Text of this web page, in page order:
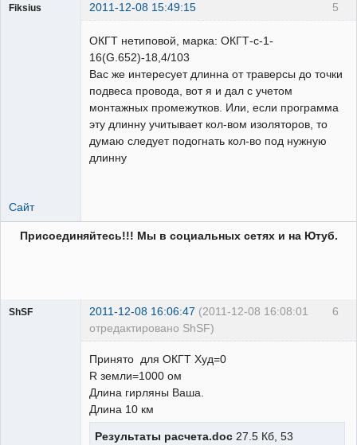
5
Fiksius 2011-12-08 15:49:15
ОКГТ нетиповой, марка: ОКГТ-с-1-
16(G.652)-18,4/103
Вас же интересует длинна от траверсы до точки
подвеса провода, вот я и дал с учетом
монтажных промежутков. Или, если программа
эту длинну учитывает кол-вом изоляторов, то
думаю следует подогнать кол-во под нужную
длинну
Сайт
Присоединяйтесь!!! Мы в социальных сетях и на Ютуб.
6
ShSF 2011-12-08 16:06:47 (2011-12-08 16:08:01
отредактировано ShSF)
Принято для ОКГТ Худ=0
R земли=1000 ом
Длина гирляны Ваша.
Длина 10 км
Результаты расчета.doc 27.5 Кб, 53